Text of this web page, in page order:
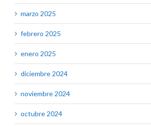
marzo 2025
febrero 2025
enero 2025
diciembre 2024
noviembre 2024
octubre 2024